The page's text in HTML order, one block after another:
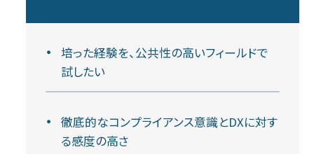
培った経験を、公共性の高いフィールドで
試したい
徹底的なコンプライアンス意識とDXに対す
る感度の高さ